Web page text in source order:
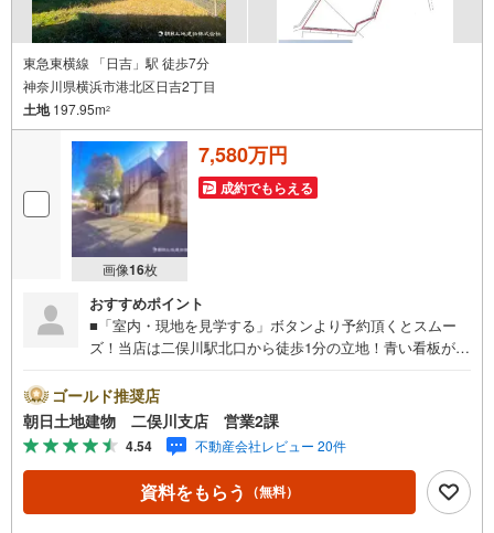
東急東横線 「日吉」駅 徒歩7分
神奈川県横浜市港北区日吉2丁目
土地197.95m2
画像16枚
7,580万円
成約でもらえる
おすすめポイント
■「室内・現地を見学する」ボタンより予約頂くとスムー
ズ！当店は二俣川駅北口から徒歩1分の立地！青い看板が目
ーナーなど、お子様にも退屈せずにお過ごし頂けます。■
テレワークで作業効率のUP化オウチ時間で人生を豊かにす
るためにONとOFFを切り替えて、家族との時間も増えて幸
せマイホームを！■ 住宅ローンのご相談承ります。■住まい
選びはフィーリングも大切です。現地の空気や雰囲気を感
じてみましょう。営業スタッフまでお問合せくださいま
ゴールド推奨店
朝日土地建物 二俣川支店 営業2課
4.54 不動産会社レビュー 20件
資料をもらう （無料）